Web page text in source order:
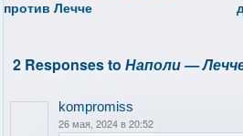
против Лечче
2 Responses toНаполи —
kompromiss
26 мая, 2024 в 20:52